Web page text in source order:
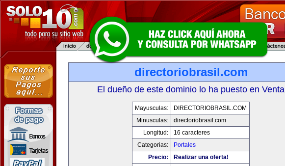
directoriobrasil.com
El dueño de este dominio lo ha puesto en Venta
Mayusculas:
DIRECTORIOBRASIL.COM
Minusculas:
directoriobrasil.com
Longitud:
16 caracteres
Categorias:
Portales
Precio:
Realizar una oferta!